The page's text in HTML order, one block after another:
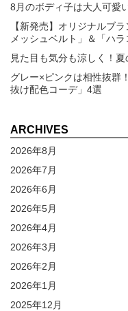
8月のボディ子は大人可愛
【新発売】オリジナルブ
メッシュベルト」＆「ハ
見た目も気分も涼しく！
グレー×ピンクは相性抜群
抜け配色コーデ」4選
ARCHIVES
2026年8月
2026年7月
2026年6月
2026年5月
2026年4月
2026年3月
2026年2月
2026年1月
2025年12月